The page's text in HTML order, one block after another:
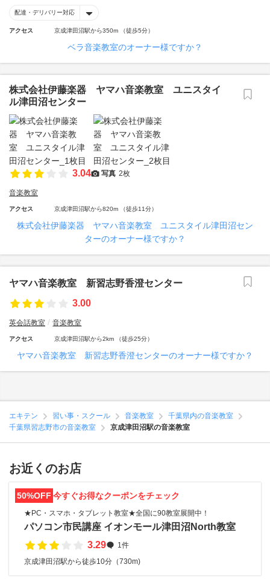
配達・デリバリー対応
アクセス 京成津田沼駅から350m （徒歩5分）
ベラ音楽教室のオーナー様ですか？
株式会社伊藤楽器 ヤマハ音楽教室 ユニスタイ
ル津田沼センター
3.04 写真 2枚
音楽教室
アクセス 京成津田沼駅から820m （徒歩11分）
株式会社伊藤楽器 ヤマハ音楽教室 ユニスタイル津田沼セン
ターのオーナー様ですか？
ヤマハ音楽教室 新習志野香澄センター
3.00
英会話教室 音楽教室
アクセス 京成津田沼駅から2km （徒歩25分）
ヤマハ音楽教室 新習志野香澄センターのオーナー様ですか？
エキテン 習い事・スクール 音楽教室
千葉県内の音楽教室
千葉県習志野市の音楽教室
京成津田沼駅の音楽教室
お近くのお店
50%OFF 今すぐお得なクーポンをチェック
★PC・スマホ・タブレット教室★全国に90教室展開中！
パソコン市民講座 イオンモール津田沼North教室
3.29
1件
京成津田沼駅から徒歩10分（730m)